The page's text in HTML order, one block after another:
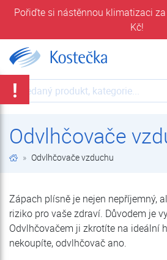
Pořiďte si nástěnnou klimatizaci
Kč!
Prohledat web
Odvlhčovače
Odvlhčovače vzduchu
Zápach plísně je nejen nepříjemný,
riziko pro vaše zdraví. Důvodem je
Odvlhčovačem ji zkrotíte na ideální
nekoupíte, odvlhčovač ano.
!